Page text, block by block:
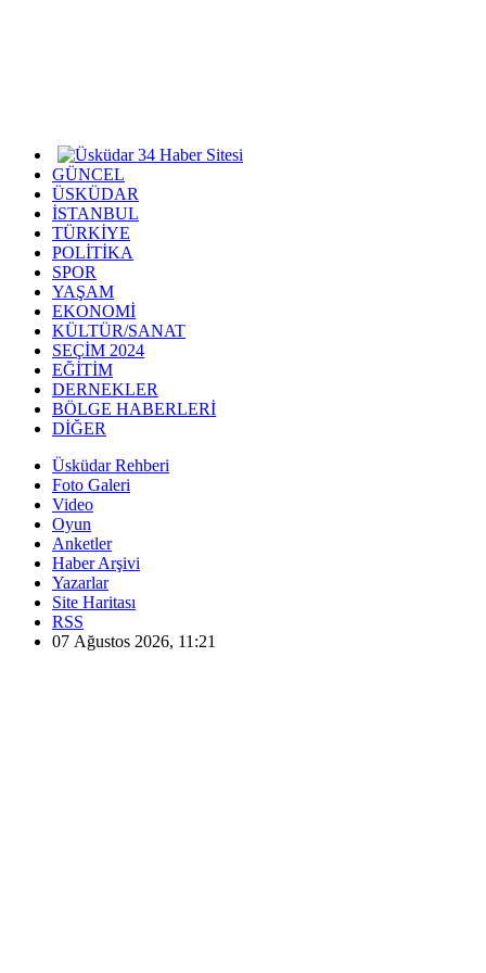
GÜNCEL
ÜSKÜDAR
İSTANBUL
TÜRKİYE
POLİTİKA
SPOR
YAŞAM
EKONOMİ
KÜLTÜR/SANAT
SEÇİM 2024
EĞİTİM
DERNEKLER
BÖLGE HABERLERİ
DİĞER
Üsküdar Rehberi
Foto Galeri
Video
Oyun
Anketler
Haber Arşivi
Yazarlar
Site Haritası
RSS
07 Ağustos 2026, 11:21